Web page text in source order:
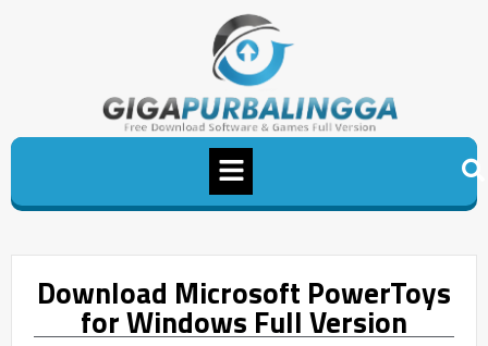
Download Microsoft PowerToys
for Windows Full Version